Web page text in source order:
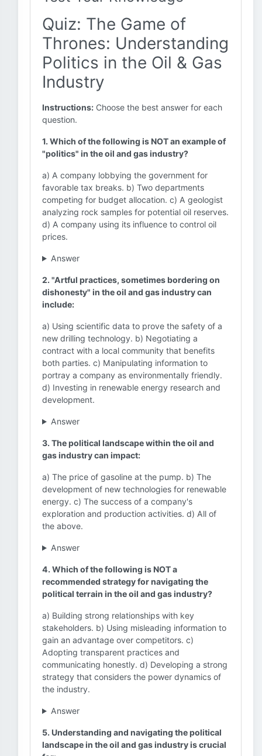
Quiz: The Game of
Thrones: Understanding
Politics in the Oil & Gas
Industry
Instructions: Choose the best answer for each
question.
1. Which of the following is NOT an example of
"politics" in the oil and gas industry?
a) A company lobbying the government for
favorable tax breaks. b) Two departments
competing for budget allocation. c) A geologist
analyzing rock samples for potential oil reserves.
d) A company using its influence to control oil
prices.
Answer
2. "Artful practices, sometimes bordering on
dishonesty" in the oil and gas industry can
include:
a) Using scientific data to prove the safety of a
new drilling technology. b) Negotiating a
contract with a local community that benefits
both parties. c) Manipulating information to
portray a company as environmentally friendly.
d) Investing in renewable energy research and
development.
Answer
3. The political landscape within the oil and
gas industry can impact:
a) The price of gasoline at the pump. b) The
development of new technologies for renewable
energy. c) The success of a company's
exploration and production activities. d) All of
the above.
Answer
4. Which of the following is NOT a
recommended strategy for navigating the
political terrain in the oil and gas industry?
a) Building strong relationships with key
stakeholders. b) Using misleading information to
gain an advantage over competitors. c)
Adopting transparent practices and
communicating honestly. d) Developing a strong
strategy that considers the power dynamics of
the industry.
Answer
5. Understanding and navigating the political
landscape in the oil and gas industry is crucial